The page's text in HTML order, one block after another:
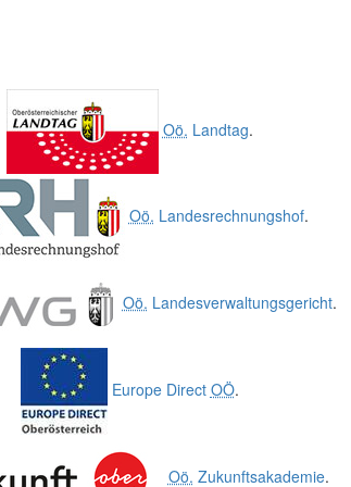
Oö. Landtag.
Oö. Landesrechnungshof.
Oö. Landesverwaltungsgericht.
Europe Direct OÖ.
Oö. Zukunftsakademie.